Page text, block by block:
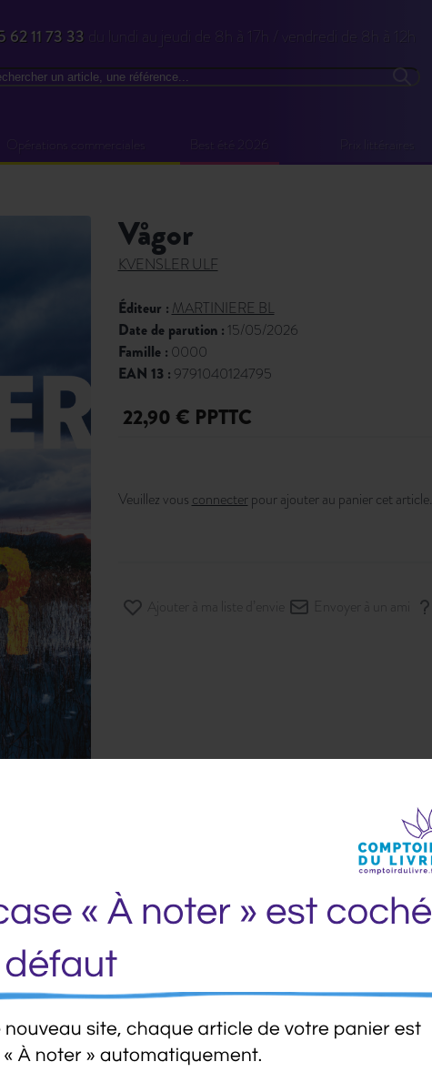
62 11 73 33 du lundi au jeudi de 8h à 17h / vendredi de 8h à 12h
Best été 2026
vågor
KVENSLER ULF
Éditeur : MARTINIERE BL
Date de parution : 15/05/2026
Famille : 0000
EAN 13 : 9791040124795
22,90 € PPTTC
Veuillez vous connecterpour ajouter au panier cet article.
Ajouter à ma liste d’envie Envoyer à un ami